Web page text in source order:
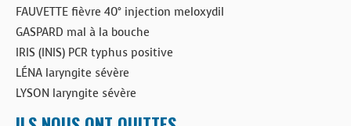
FAUVETTE fièvre 40° injection meloxydil
GASPARD mal à la bouche
IRIS (INIS) PCR typhus positive
LÉNA laryngite sévère
LYSON laryngite sévère